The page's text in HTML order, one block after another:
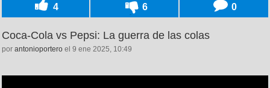
4 6 0
Coca-Cola vs Pepsi: La guerra de las colas
por antonioportero el 9 ene 2025, 10:49